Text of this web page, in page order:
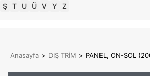
Ş T U Ü V Y Z
Anasayfa > DIŞ TRİM > PANEL, ON-SOL